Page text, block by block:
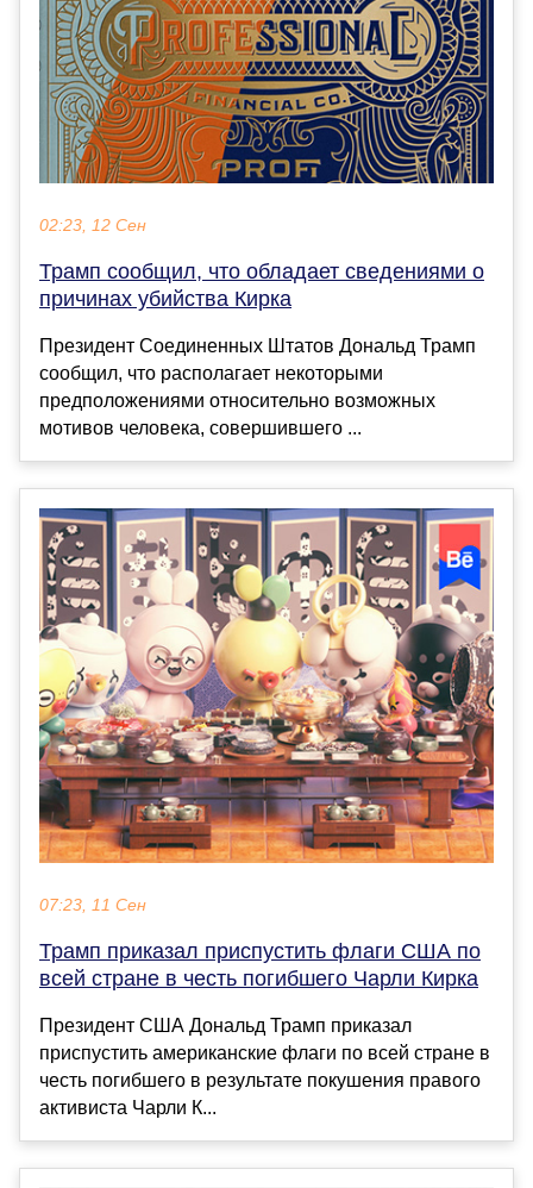
02:23, 12 Сен
Трамп сообщил, что обладает сведениями о
причинах убийства Кирка
Президент Соединенных Штатов Дональд Трамп
сообщил, что располагает некоторыми
предположениями относительно возможных
мотивов человека, совершившего ...
07:23, 11 Сен
Трамп приказал приспустить флаги США по
всей стране в честь погибшего Чарли Кирка
Президент США Дональд Трамп приказал
приспустить американские флаги по всей стране в
честь погибшего в результате покушения правого
активиста Чарли К...